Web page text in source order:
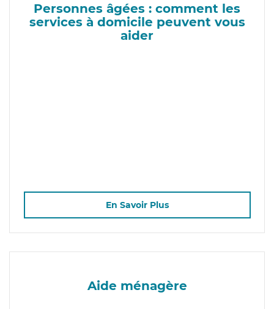
Personnes âgées : comment les
services à domicile peuvent vous
aider
En Savoir Plus
Aide ménagère